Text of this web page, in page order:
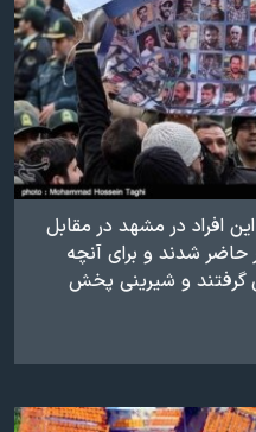
افراد در مشهد در مقابل
حاضر شدند و برای آنچه
گرفتند و شیرینی پخش